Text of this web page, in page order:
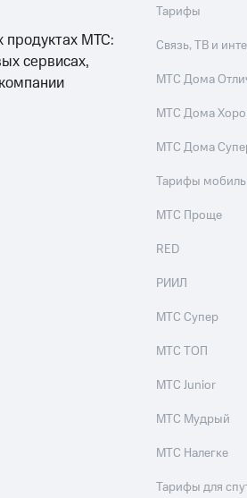
продуктах МТС:
сервисах,
Тарифы
Связь, ТВ и
МТС Дома
МТС Дома
МТС Дома
Тарифы
МТС Проще
RED
РИИЛ
МТС Супер
МТС ТОП
МТС Junior
МТС Мудрый
МТС Налегке
Тарифы для